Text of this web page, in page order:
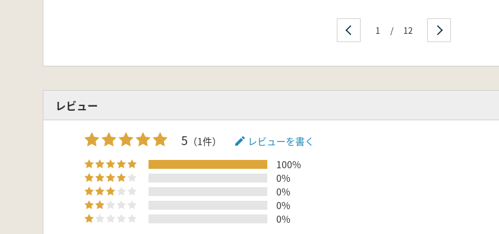
1 / 12
レビュー
5 （1件）
レビューを書く
100%
0%
0%
0%
0%